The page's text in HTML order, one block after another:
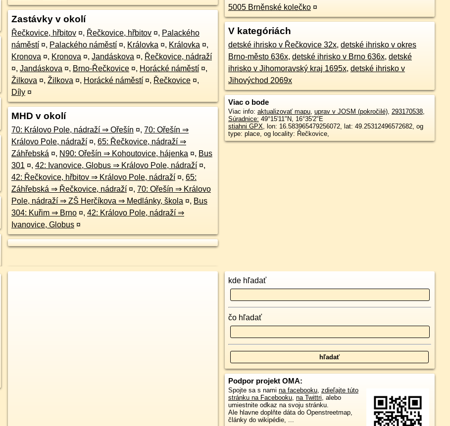
Zastávky v okolí
Řečkovice, hřbitov ¤, Řečkovice, hřbitov ¤, Palackého
náměstí ¤, Palackého náměstí ¤, Královka ¤, Královka ¤,
Kronova ¤, Kronova ¤, Jandáskova ¤, Řečkovice, nádraží
¤, Jandáskova ¤, Brno-Řečkovice ¤, Horácké náměstí ¤,
Žilkova ¤, Žilkova ¤, Horácké náměstí ¤, Řečkovice ¤,
Díly ¤
MHD v okolí
70: Královo Pole, nádraží ⇒ Ořešín ¤, 70: Ořešín ⇒
Královo Pole, nádraží ¤, 65: Řečkovice, nádraží ⇒
Záhřebská ¤, N90: Ořešín ⇒ Kohoutovice, hájenka ¤, Bus
301 ¤, 42: Ivanovice, Globus ⇒ Královo Pole, nádraží ¤,
42: Řečkovice, hřbitov ⇒ Královo Pole, nádraží ¤, 65:
Záhřebská ⇒ Řečkovice, nádraží ¤, 70: Ořešín ⇒ Královo
Pole, nádraží ⇒ ZŠ Herčíkova ⇒ Medlánky, škola ¤, Bus
304: Kuřim ⇒ Brno ¤, 42: Královo Pole, nádraží ⇒
Ivanovice, Globus ¤
5005 Brněnské kolečko ¤
V kategóriách
detské ihrisko v Řečkovice 32x, detské ihrisko v okres
Brno-město 636x, detské ihrisko v Brno 636x, detské
ihrisko v Jihomoravský kraj 1695x, detské ihrisko v
Jihovýchod 2069x
Viac o bode
Viac info: aktualizovať mapu, uprav v JOSM (pokročilé), 293170538,
Súradnice: 49°15'11"N, 16°35'2"E
stiahni GPX, lon: 16.583965479256072, lat: 49.25312496572682, og
type: place, og locality: Řečkovice,
kde hľadať
čo hľadať
Podpor projekt OMA:
Spojte sa s nami na facebooku, zdieľajte túto
stránku na Facebooku, na Twittri, alebo
umiestnite odkaz na svoju stránku.
Ale hlavne doplňte dáta do Openstreetmap,
články do wikipédie, ...